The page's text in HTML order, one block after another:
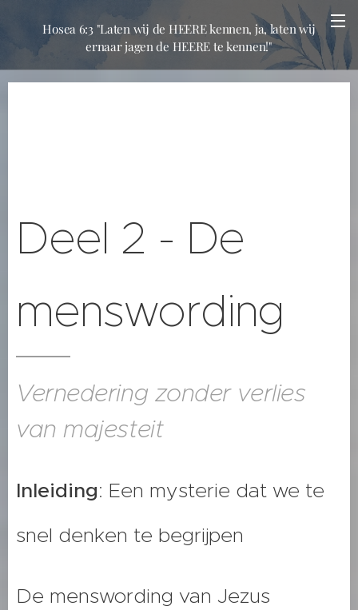
Hosea 6:3 "Laten wij de HEERE kennen, ja, laten wij
ernaar jagen de HEERE te kennen!"
Deel 2 - De
menswording
Vernedering zonder verlies
van majesteit
Inleiding: Een mysterie dat we te
snel denken te begrijpen
De menswording van Jezus